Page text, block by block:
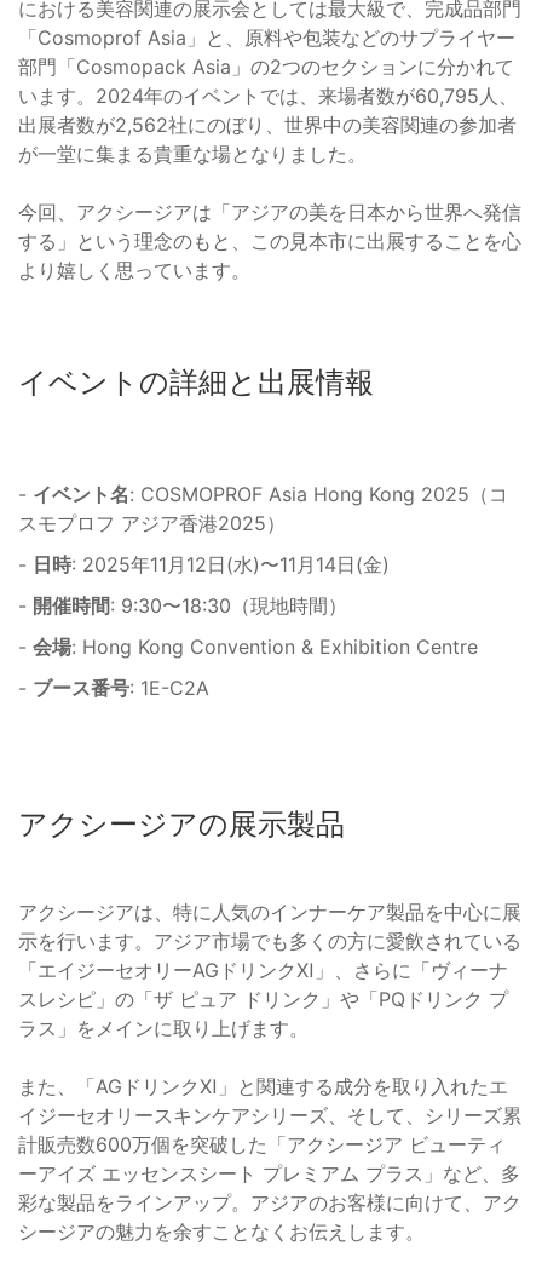
における美容関連の展示会としては最大級で、完成品部門
「Cosmoprof Asia」と、原料や包装などのサプライヤー
部門「Cosmopack Asia」の2つのセクションに分かれて
います。2024年のイベントでは、来場者数が60,795人、
出展者数が2,562社にのぼり、世界中の美容関連の参加者
が一堂に集まる貴重な場となりました。
今回、アクシージアは「アジアの美を日本から世界へ発信
する」という理念のもと、この見本市に出展することを心
より嬉しく思っています。
イベントの詳細と出展情報
- イベント名: COSMOPROF Asia Hong Kong 2025（コ
スモプロフ アジア香港2025）
- 日時: 2025年11月12日(水)〜11月14日(金)
- 開催時間: 9:30〜18:30（現地時間）
- 会場: Hong Kong Convention & Exhibition Centre
- ブース番号: 1E-C2A
アクシージアの展示製品
アクシージアは、特に人気のインナーケア製品を中心に展
示を行います。アジア市場でも多くの方に愛飲されている
「エイジーセオリーAGドリンクⅪ」、さらに「ヴィーナ
スレシピ」の「ザ ピュア ドリンク」や「PQドリンク プ
ラス」をメインに取り上げます。
また、「AGドリンクⅪ」と関連する成分を取り入れたエ
イジーセオリースキンケアシリーズ、そして、シリーズ累
計販売数600万個を突破した「アクシージア ビューティ
ーアイズ エッセンスシート プレミアム プラス」など、多
彩な製品をラインアップ。アジアのお客様に向けて、アク
シージアの魅力を余すことなくお伝えします。